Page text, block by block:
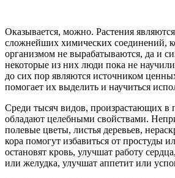
Оказывается, можно. Растения
сложнейших химических соединений,
организмом не вырабатываются, да и
некоторые из них люди пока не
до сих пор являются источником
помогает их выделить и научиться
Среди тысяч видов, произрастающих в
обладают целебными свойствами.
полевые цветы, листья деревьев,
кора помогут избавиться от простуды
остановят кровь, улучшат работу
или желудка, улучшат аппетит или